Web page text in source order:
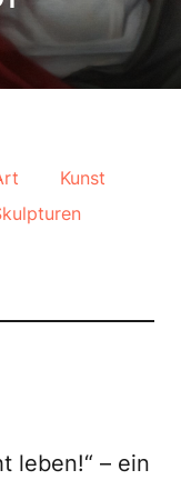
Kunst
leben!“ – ein